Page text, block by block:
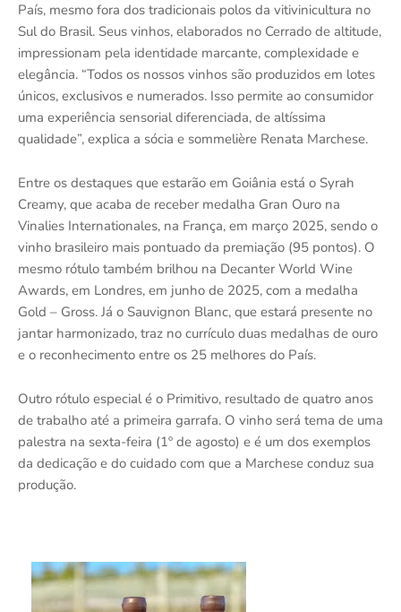
País, mesmo fora dos tradicionais polos da vitivinicultura no
Sul do Brasil. Seus vinhos, elaborados no Cerrado de altitude,
impressionam pela identidade marcante, complexidade e
elegância. “Todos os nossos vinhos são produzidos em lotes
únicos, exclusivos e numerados. Isso permite ao consumidor
uma experiência sensorial diferenciada, de altíssima
qualidade”, explica a sócia e sommelière Renata Marchese.
Entre os destaques que estarão em Goiânia está o Syrah
Creamy, que acaba de receber medalha Gran Ouro na
Vinalies Internationales, na França, em março 2025, sendo o
vinho brasileiro mais pontuado da premiação (95 pontos). O
mesmo rótulo também brilhou na Decanter World Wine
Awards, em Londres, em junho de 2025, com a medalha
Gold – Gross. Já o Sauvignon Blanc, que estará presente no
jantar harmonizado, traz no currículo duas medalhas de ouro
e o reconhecimento entre os 25 melhores do País.
Outro rótulo especial é o Primitivo, resultado de quatro anos
de trabalho até a primeira garrafa. O vinho será tema de uma
palestra na sexta-feira (1º de agosto) e é um dos exemplos
da dedicação e do cuidado com que a Marchese conduz sua
produção.